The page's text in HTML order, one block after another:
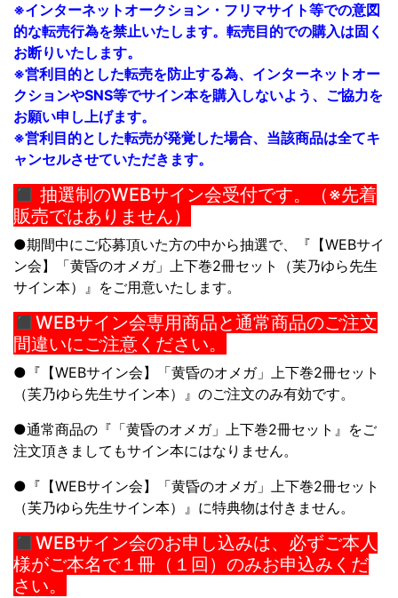
※インターネットオークション・フリマサイト等での意図
的な転売行為を禁止いたします。転売目的での購入は固く
お断りいたします。
※営利目的とした転売を防止する為、インターネットオー
クションやSNS等でサイン本を購入しないよう、ご協力を
お願い申し上げます。
※営利目的とした転売が発覚した場合、当該商品は全てキ
ャンセルさせていただきます。
◼︎ 抽選制のWEBサイン会受付です。（※先着
販売ではありません）
●期間中にご応募頂いた方の中から抽選で、『【WEBサイ
ン会】「黄昏のオメガ」上下巻2冊セット（芙乃ゆら先生
サイン本）』をご用意いたします。
◼︎WEBサイン会専用商品と通常商品のご注文
間違いにご注意ください。
●『【WEBサイン会】「黄昏のオメガ」上下巻2冊セット
（芙乃ゆら先生サイン本）』 のご注文のみ有効です。
●通常商品の『「黄昏のオメガ」上下巻2冊セット』をご
注文頂きましてもサイン本にはなりません。
●『【WEBサイン会】「黄昏のオメガ」上下巻2冊セット
（芙乃ゆら先生サイン本）』に特典物は付きません。
◼︎WEBサイン会のお申し込みは、必ずご本人
様がご本名で１冊（１回）のみお申込みくだ
さい。